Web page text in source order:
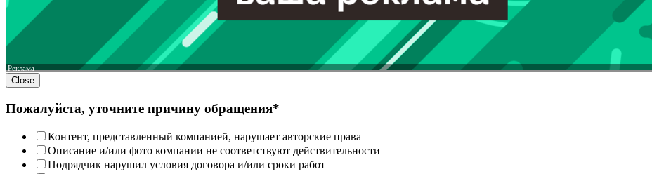
Реклама
Close
Пожалуйста, уточните причину обращения*
Контент, представленный компанией, нарушает авторские права
Описание и/или фото компании не соответствуют действительности
Подрядчик нарушил условия договора и/или сроки работ